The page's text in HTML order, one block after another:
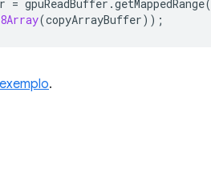
= gpuReadBuffer .getMappedRange
(copyArrayBuffer));
.